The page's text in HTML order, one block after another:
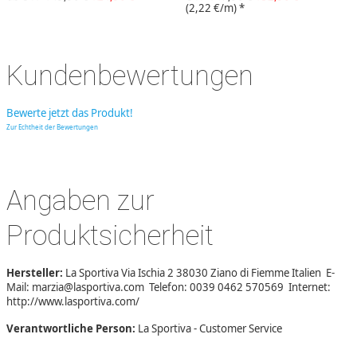
(2,22 €/m)*
Kundenbewertungen
Bewerte jetzt das Produkt!
Zur Echtheit der Bewertungen
Angaben zur
Produktsicherheit
Hersteller: La Sportiva Via Ischia 2 38030 Ziano di Fiemme Italien E-
Mail: marzia@lasportiva.com Telefon: 0039 0462 570569 Internet:
http://www.lasportiva.com/
Verantwortliche Person: La Sportiva - Customer Service